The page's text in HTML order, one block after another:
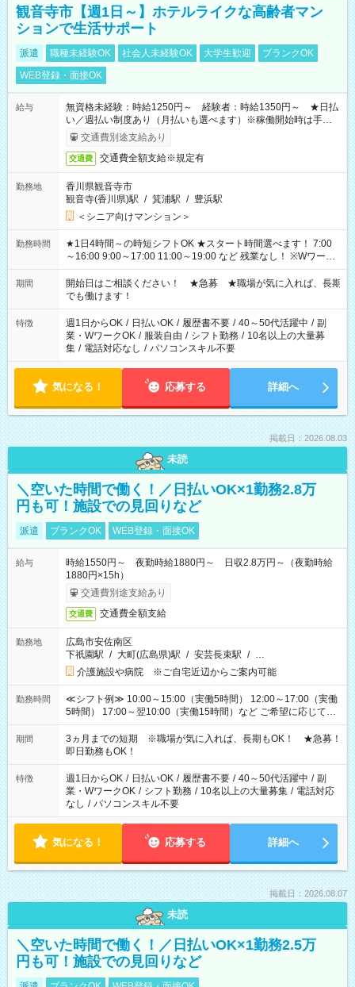
観音寺市【週1日～】ホテルライクな高齢者マン
ションで生活サポート
派遣 職種未経験OK 社会人未経験OK 大学生歓迎
ブランクOK
WEB登録・面接OK
給与
無資格未経験：時給1250円～ 経験者：時給1350円～ ★日払
い／週払い制度あり（月払いも選べます）※稼働開始時は手続き
完了次第のお支払いとなります。
交通費別途支給あり
交通費 交通費全額支給※規定有
勤務地
香川県観音寺市
観音寺(香川県)駅 / 箕浦駅 / 豊浜駅
＜シニア向けマンション＞
勤務時間
★1日4時間～の時短シフトOK ★スタート時間選べます！ 7:00
～16:00 9:00～17:00 11:00～19:00 など 残業なし！ ※Wワーク
の場合、他のお仕事と合わせ週40時間超の就業はご案内できま
せん ※法令に基づき、週20時間以上勤務は社会保険への加入対
象となります ※労働者派遣法（日雇い派遣の原則禁止）によ
り、短時間・短期間の就業はご案内が難しい場合があります
期間
開始日はご相談ください！ ★急募 ★職場が気に入れば、長期
でも働けます！
特徴 週1日からOK / 日払いOK / 履歴書不要 / 40～50代活躍中 / 副
業・WワークOK / 服装自由 / シフト勤務 / 10名以上の大量募
集 / 電話対応なし / パソコンスキル不要
気になる！ 応募する 詳細へ
掲載日：2026.08.03
未読
＼空いた時間で働く！／日払いOK×1勤務2.8万
円も可！施設での見回りなど
派遣 ブランクOK WEB登録・面接OK
給与
時給1550円～ 夜勤時給1880円～ 日収2.8万円～（夜勤時給
1880円×15h）
交通費別途支給あり
交通費 交通費全額支給
勤務地
広島市安佐南区
下祇園駅 / 大町(広島県)駅 / 安芸長束駅 / …
介護施設や病院 ※ご自宅近辺からご案内可能
勤務時間
≪シフト例≫ 10:00～15:00（実働5時間） 12:00～17:00（実働
5時間） 17:00～翌10:00（実働15時間）など ご希望に応じて、
働く時間は調整できます！ お気軽に担当へ相談ください！
期間
3ヵ月までの短期 ※職場が気に入れば、長期もOK！ ★急募！
即日勤務もOK！
特徴 週1日からOK / 日払いOK / 履歴書不要 / 40～50代活躍中 / 副
業・WワークOK / シフト勤務 / 10名以上の大量募集 / 電話対応
なし / パソコンスキル不要
気になる！ 応募する 詳細へ
掲載日：2026.08.07
未読
＼空いた時間で働く！／日払いOK×1勤務2.5万
円も可！施設での見回りなど